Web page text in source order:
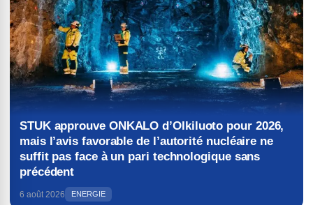
STUK approuve ONKALO d’Olkiluoto pour 2026,
mais l’avis favorable de l’autorité nucléaire ne
suffit pas face à un pari technologique sans
précédent
6 août 2026 ENERGIE